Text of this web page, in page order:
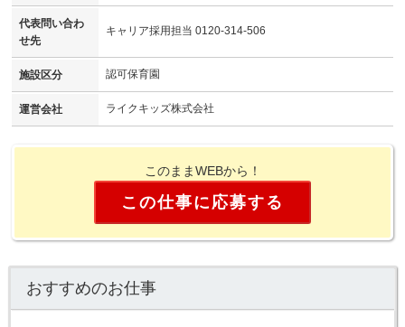
代表問い合わ
せ先
キャリア採用担当 0120-314-506
施設区分 認可保育園
運営会社 ライクキッズ株式会社
このままWEBから！
この仕事に応募する
おすすめのお仕事